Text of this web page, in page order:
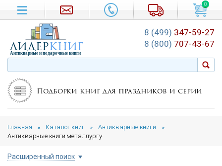
Подборки книг для праздников и серии
Главная » Каталог книг » Антикварные книги »
Антикварные книги металлургу
Расширенный поиск
0
лидеркниг
Антикварные и подарочные книги
8 (499) 347-59-27
8 (800) 707-43-67